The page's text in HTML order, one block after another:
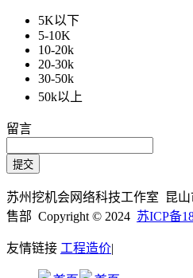
5K以下
5-10K
10-20k
20-30k
30-50k
50k以上
留言
苏州挖机会网络科技工作室 昆
售部 Copyright © 2024 苏ICP备
友情链接 工程造价|